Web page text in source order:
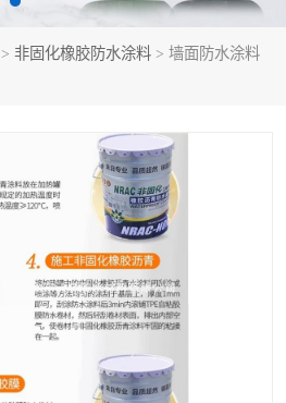
> 非固化橡胶防水涂料 > 墙面防水涂料